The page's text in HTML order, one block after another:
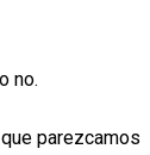
no.
parezcamos